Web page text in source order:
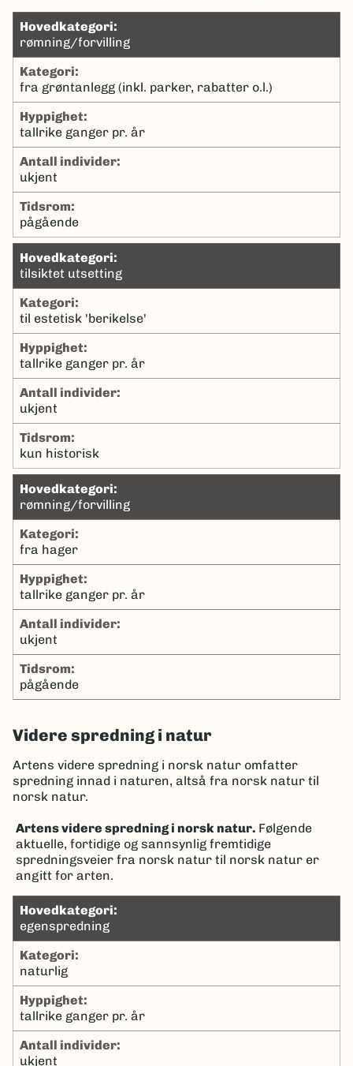
hovedkategori:
rømning/forvilling
kategori:
fra grøntanlegg (inkl. parker, rabatter o.l.)
hyppighet:
tallrike ganger pr. år
antall individer:
ukjent
tidsrom:
pågående
hovedkategori:
tilsiktet utsetting
kategori:
til estetisk 'berikelse'
hyppighet:
tallrike ganger pr. år
antall individer:
ukjent
tidsrom:
kun historisk
hovedkategori:
rømning/forvilling
kategori:
fra hager
hyppighet:
tallrike ganger pr. år
antall individer:
ukjent
tidsrom:
pågående
Videre spredning i natur
Artens videre spredning i norsk natur omfatter
spredning innad i naturen, altså fra norsk natur til
norsk natur.
Artens videre spredning i norsk natur. Følgende
aktuelle, fortidige og sannsynlig fremtidige
spredningsveier fra norsk natur til norsk natur er
angitt for arten.
hovedkategori:
egenspredning
kategori:
naturlig
hyppighet:
tallrike ganger pr. år
antall individer:
ukjent